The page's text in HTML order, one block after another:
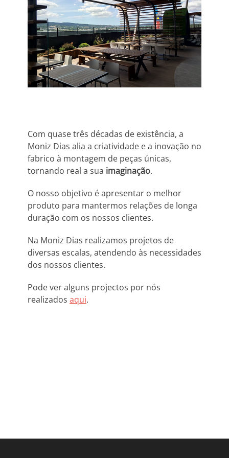
Com quase três décadas de existência, a
Moniz Dias alia a criatividade e a inovação no
fabrico à montagem de peças únicas,
tornando real a sua imaginação.
O nosso objetivo é apresentar o melhor
produto para mantermos relações de longa
duração com os nossos clientes.
Na Moniz Dias realizamos projetos de
diversas escalas, atendendo às necessidades
dos nossos clientes.
Pode ver alguns projectos por nós
realizados aqui.